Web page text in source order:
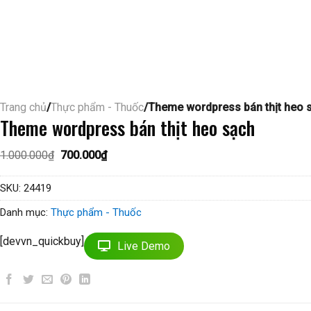
Trang chủ/Thực phẩm - Thuốc/Theme wordpress bán thịt heo
Theme wordpress bán thịt heo sạch
1.000.000₫ Giá
là:
700.000₫Giá
hiện
tại
700.000₫.
SKU: 24419
Danh mục: Thực phẩm - Thuốc
[devvn_quickbuy] Live Demo